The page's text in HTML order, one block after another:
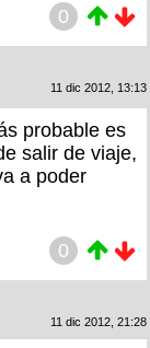
0
11 dic 2012, 13:13
probable es
salir de viaje,
a poder
0
11 dic 2012, 21:28